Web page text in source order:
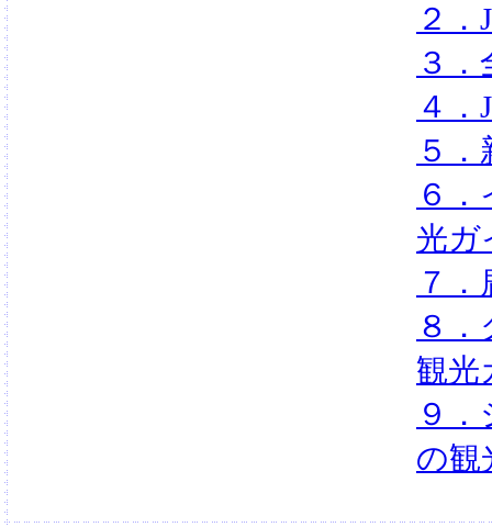
２
３
４
５
６
光ガ
７
８
観光
９
の観